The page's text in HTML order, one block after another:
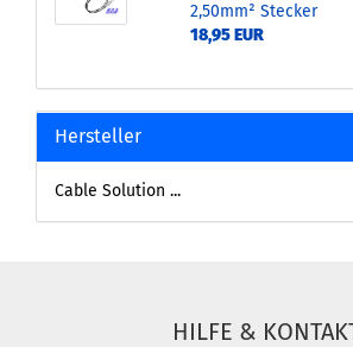
2,50mm² Stecker
18,95 EUR
Hersteller
Cable Solution ...
HILFE &